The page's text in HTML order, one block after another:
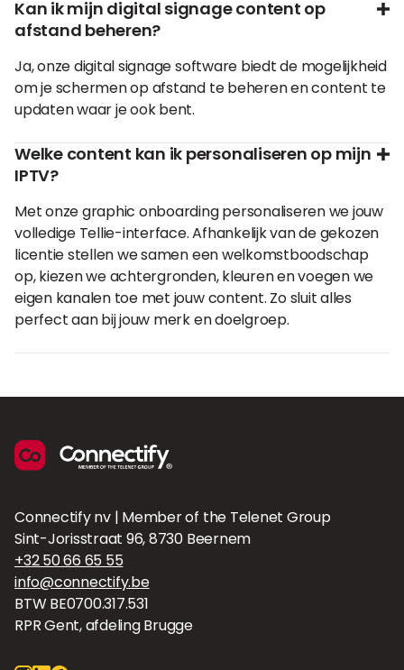
Kan ik mijn digital signage content op
afstand beheren?
Ja, onze digital signage software biedt de mogelijkheid
om je schermen op afstand te beheren en content te
updaten waar je ook bent.
Welke content kan ik personaliseren op mijn
IPTV?
Met onze graphic onboarding personaliseren we jouw
volledige Tellie-interface. Afhankelijk van de gekozen
licentie stellen we samen een welkomstboodschap
op, kiezen we achtergronden, kleuren en voegen we
eigen kanalen toe met jouw content. Zo sluit alles
perfect aan bij jouw merk en doelgroep.
Connectify nv | Member of the Telenet Group
Sint-Jorisstraat 96, 8730 Beernem
+32 50 66 65 55
info@connectify.be
BTW BE0700.317.531
RPR Gent, afdeling Brugge